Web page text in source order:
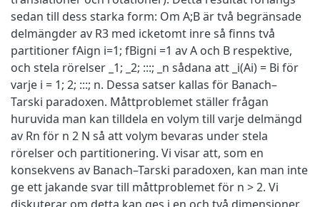
sedan till dess starka form: Om A;B är två begränsade
delmängder av R3 med icketomt inre så finns två
partitioner fAign i=1; fBigni =1 av A och B respektive,
och stela rörelser _1; _2; :::; _n sådana att _i(Ai) = Bi för
varje i = 1; 2; :::; n. Dessa satser kallas för Banach–
Tarski paradoxen. Måttproblemet ställer frågan
huruvida man kan tilldela en volym till varje delmängd
av Rn för n 2 N så att volym bevaras under stela
rörelser och partitionering. Vi visar att, som en
konsekvens av Banach–Tarski paradoxen, kan man inte
ge ett jakande svar till måttproblemet för n > 2. Vi
diskuterar om detta kan ges i en och två dimensioner,